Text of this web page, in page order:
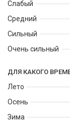
доверительную
хочется носить
Слабый
Средний
Сильный
Очень сильный
ДЛЯ КАКОГО
Лето
Осень
Зима